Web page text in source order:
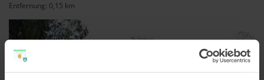
Entfernung: 0,15 km